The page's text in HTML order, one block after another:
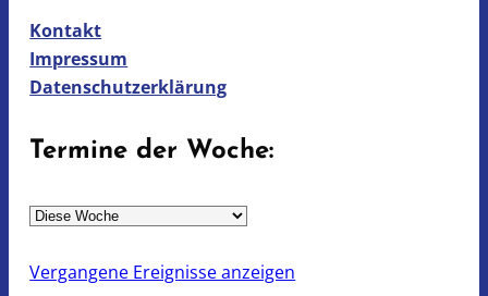
Kontakt
Impressum
Datenschutzerklärung
Termine der Woche:
A
s
Vergangene Ereignisse anzeigen